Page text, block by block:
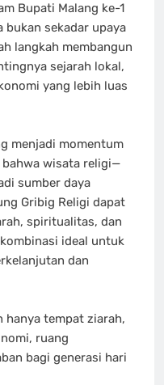
Bupati Malang ke-1
bukan sekadar upaya
langkah membangun
sejarah lokal,
yang lebih luas
menjadi momentum
wisata religi—
sumber daya
Gribig Religi dapat
spiritualitas, dan
ideal untuk
dan
hanya tempat ziarah,
ruang
bagi generasi hari